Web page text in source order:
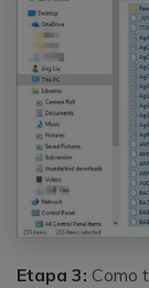
Etapa 3: Como